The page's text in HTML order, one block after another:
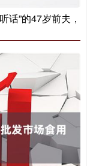
话”的47岁前夫，